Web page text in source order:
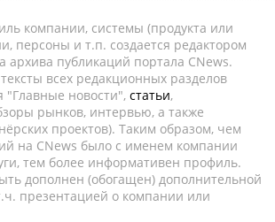
компании, системы (продукта или
персоны и т.п. создается редактором
архива публикаций портала CNews.
всех редакционных разделов
"Главные новости", статьи,
рынков, интервью, а также
проектов). Таким образом, чем
на CNews было с именем компании
тем более информативен профиль.
дополнен (обогащен) дополнительной
презентацией о компании или